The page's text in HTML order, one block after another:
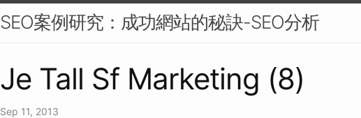
SEO案例研究：成功網站的秘訣-SEO分析
Je Tall Sf Marketing (8)
Sep 11, 2013